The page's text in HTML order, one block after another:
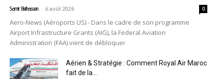
Samir Belhassen - 6 août 2026 0
Aero-News (Aéroports US) - Dans le cadre de son programme
Airport Infrastructure Grants (AIG), la Federal Aviation
Administration (FAA) vient de débloquer
Aérien & Stratégie : Comment Royal Air Maroc
fait de la...